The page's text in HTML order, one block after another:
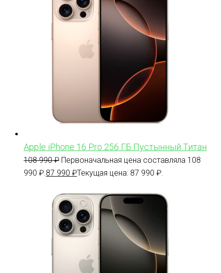
Apple iPhone 16 Pro 256 ГБ Пустынный Титан
108 990₽ Первоначальная цена составляла 108
990 ₽. 87 990 ₽Текущая цена: 87 990 ₽.